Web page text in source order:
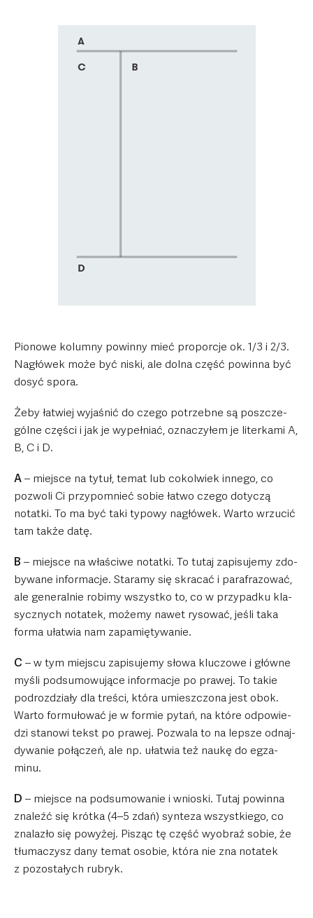
Pio­nowe kolumny powinny mieć pro­por­cje ok. 1/3 i 2/3.
Nagłó­wek może być niski, ale dolna część powinna być
dosyć spora.
Żeby łatwiej wyja­śnić do czego potrzebne są poszcze­
gólne czę­ści i jak je wypeł­niać, ozna­czy­łem je liter­kami A,
B, C i D.
A – miej­sce na tytuł, temat lub cokol­wiek innego, co
pozwoli Ci przy­po­mnieć sobie łatwo czego doty­czą
notatki. To ma być taki typowy nagłó­wek. Warto wrzu­cić
tam także datę.
B – miej­sce na wła­ściwe notatki. To tutaj zapi­su­jemy zdo­
by­wane infor­ma­cje. Sta­ramy się skra­cać i para­fra­zo­wać,
ale gene­ral­nie robimy wszystko to, co w przy­padku kla­
sycz­nych nota­tek, możemy nawet ryso­wać, jeśli taka
forma uła­twia nam zapa­mię­ty­wa­nie.
C – w tym miej­scu zapi­su­jemy słowa klu­czowe i główne
myśli pod­su­mo­wu­jące infor­ma­cje po pra­wej. To takie
podroz­działy dla tre­ści, która umiesz­czona jest obok.
Warto for­mu­ło­wać je w for­mie pytań, na które odpo­wie­
dzi sta­nowi tekst po pra­wej. Pozwala to na lep­sze odnaj­
dy­wa­nie połą­czeń, ale np. uła­twia też naukę do egza­
minu.
D – miej­sce na pod­su­mo­wa­nie i wnio­ski. Tutaj powinna
zna­leźć się krótka (4–5 zdań) syn­teza wszyst­kiego, co
zna­la­zło się powy­żej. Pisząc tę część wyobraź sobie, że
tłu­ma­czysz dany temat oso­bie, która nie zna nota­tek
z pozo­sta­łych rubryk.